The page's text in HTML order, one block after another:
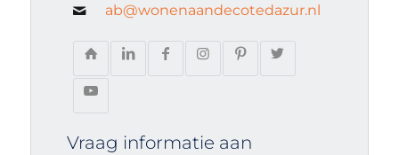
ab@wonenaandecotedazur.nl
Vraag informatie aan